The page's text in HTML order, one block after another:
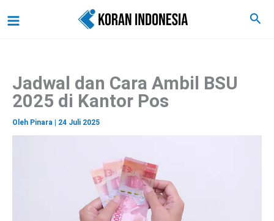
ke
Cari
Jadwal dan Cara Ambil BSU
2025 di Kantor Pos
Oleh Pinara 24 Juli 2025
a